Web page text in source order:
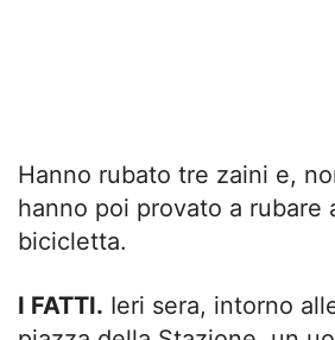
Hanno rubato tre zaini e,
hanno poi provato a rubare
bicicletta.
I FATTI. Ieri sera, intorno